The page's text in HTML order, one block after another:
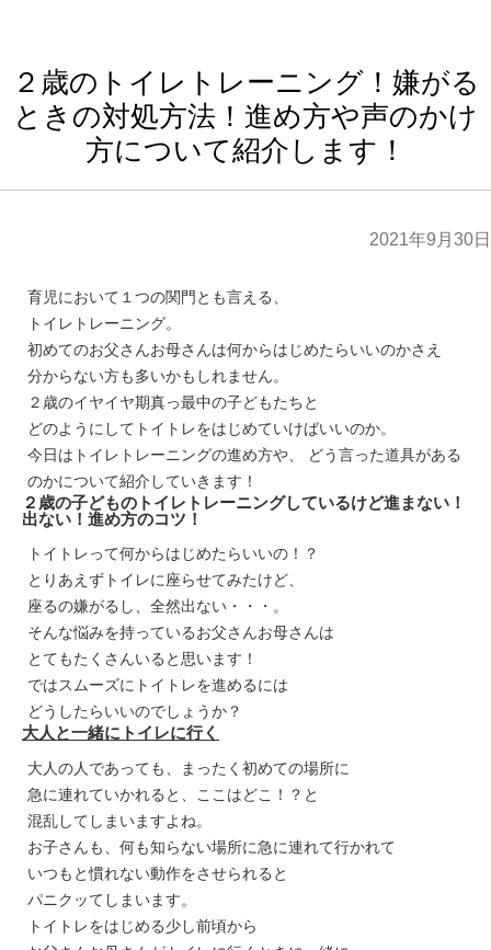
２歳のトイレトレーニング！嫌がる
ときの対処方法！進め方や声のかけ
方について紹介します！
2021年9月30日
育児において１つの関門とも言える、
トイレトレーニング。
初めてのお父さんお母さんは何からはじめたらいいのかさえ
分からない方も多いかもしれません。
２歳のイヤイヤ期真っ最中の子どもたちと
どのようにしてトイトレをはじめていけばいいのか。
今日はトイレトレーニングの進め方や、 どう言った道具がある
のかについて紹介していきます！
２歳の子どものトイレトレーニングしているけど進まない！
出ない！進め方のコツ！
トイトレって何からはじめたらいいの！？
とりあえずトイレに座らせてみたけど、
座るの嫌がるし、全然出ない・・・。
そんな悩みを持っているお父さんお母さんは
とてもたくさんいると思います！
ではスムーズにトイトレを進めるには
どうしたらいいのでしょうか？
大人と一緒にトイレに行く
大人の人であっても、まったく初めての場所に
急に連れていかれると、ここはどこ！？と
混乱してしまいますよね。
お子さんも、何も知らない場所に急に連れて行かれて
いつもと慣れない動作をさせられると
パニクッてしまいます。
トイトレをはじめる少し前頃から